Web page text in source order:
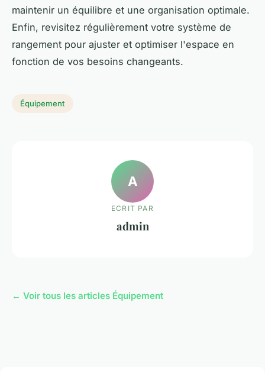
maintenir un équilibre et une organisation optimale.
Enfin, revisitez régulièrement votre système de
rangement pour ajuster et optimiser l'espace en
fonction de vos besoins changeants.
Équipement
A
ECRIT PAR
admin
← Voir tous les articles Équipement